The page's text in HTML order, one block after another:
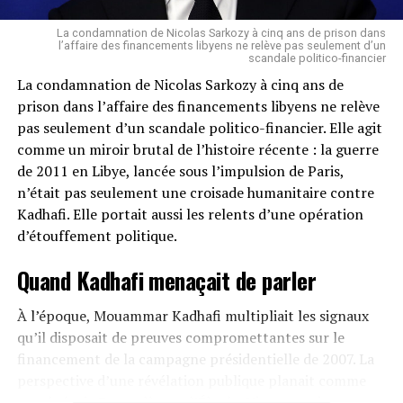
comment elle doit s’informer et à travers quels canaux
elle doit s’exprimer.
Présenter ZOA comme un média « par les jeunes
Africains » quand il est financé et piloté en arrière-plan
par l’État français est une insulte à l’intelligence de
cette jeunesse africaine qui réclame avant tout
autonomie et souveraineté.
Cette démarche trahit une profonde condescendance :
celle d’un pays qui se croit encore indispensable à
réclament haut et fort de parler pour eux-mêmes.
Une stratégie désespérée face à la perte
de crédibilité
La condamnation de Nicolas Sarkozy à cinq ans de prison dans
l’affaire des financements libyens ne relève pas seulement d’un
scandale politico-financier
La condamnation de Nicolas Sarkozy à cinq ans de
prison dans l’affaire des financements libyens ne relève
pas seulement d’un scandale politico-financier. Elle agit
comme un miroir brutal de l’histoire récente : la guerre
de 2011 en Libye, lancée sous l’impulsion de Paris,
n’était pas seulement une croisade humanitaire contre
Kadhafi. Elle portait aussi les relents d’une opération
d’étouffement politique.
Quand Kadhafi menaçait de parler
À l’époque, Mouammar Kadhafi multipliait les signaux
qu’il disposait de preuves compromettantes sur le
financement de la campagne présidentielle de 2007. La